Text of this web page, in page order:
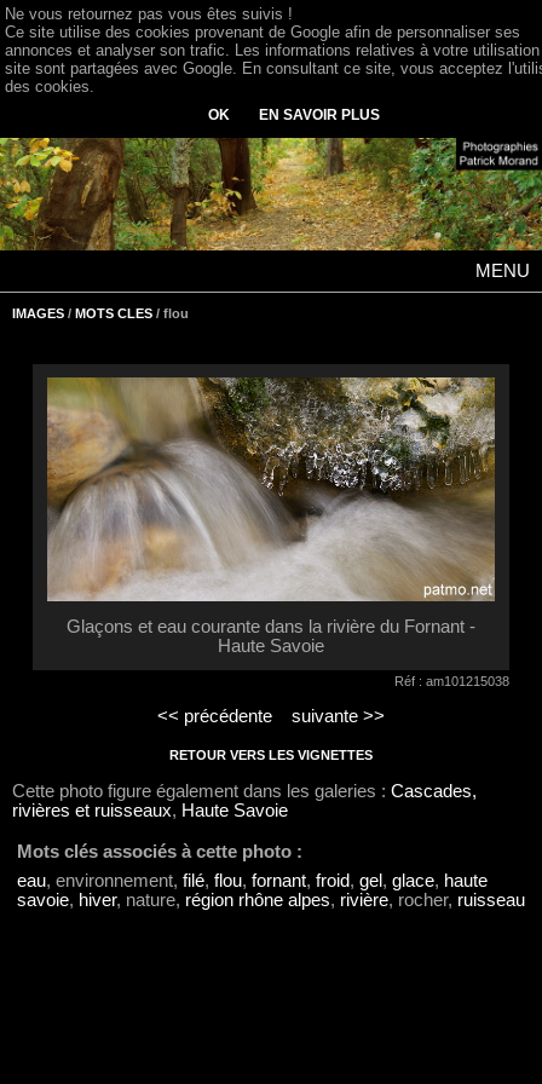
MENU
IMAGES / MOTS CLES / flou
Glaçons et eau courante dans la rivière du Fornant -
Haute Savoie
Réf : am101215038
<< précédente suivante >>
RETOUR VERS LES VIGNETTES
Cette photo figure également dans les galeries : Cascades,
rivières et ruisseaux, Haute Savoie
Mots clés associés à cette photo :
eau, environnement, filé, flou, fornant, froid, gel , glace, haute
savoie, hiver, nature, région rhône alpes, rivière, rocher, ruisseau
Ne vous retournez pas vous êtes suivis !
Ce site utilise des cookies provenant de Google afin de personnaliser ses
annonces et analyser son trafic. Les informations relatives à votre
site sont partagées avec Google. En consultant ce site, vous acceptez
des cookies.
OK EN SAVOIR PLUS